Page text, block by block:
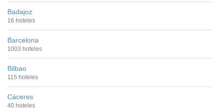
Badajoz
16 hoteles
Barcelona
1003 hoteles
Bilbao
115 hoteles
Cáceres
40 hoteles